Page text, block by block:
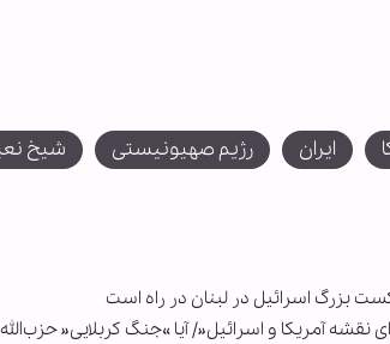
ایران رژیم صهیونیستی شیخ
بزرگ اسرائیل در لبنان در راه است
نقشه آمریکا و اسرائیل«/ آیا »جنگ کربلایی«